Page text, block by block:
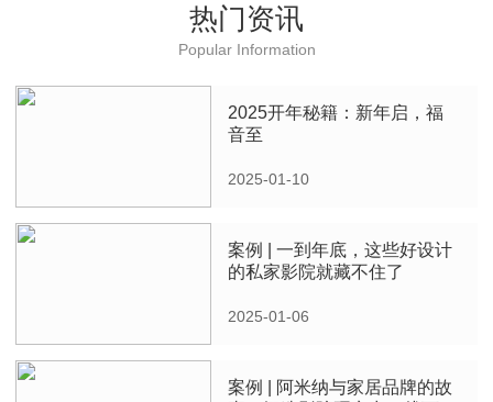
热门资讯
Popular Information
2025开年秘籍：新年启，福
音至
2025-01-10
案例 | 一到年底，这些好设计
的私家影院就藏不住了
2025-01-06
案例 | 阿米纳与家居品牌的故